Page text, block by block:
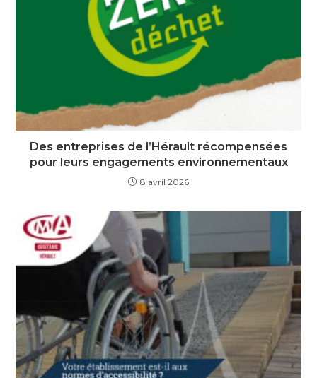
Des entreprises de l’Hérault récompensées
pour leurs engagements environnementaux
8 avril 2026